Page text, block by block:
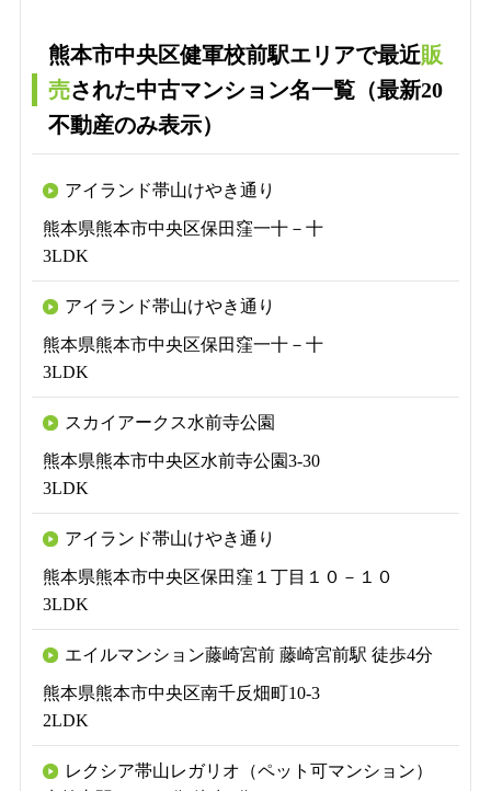
熊本市中央区健軍校前駅エリアで最近販
売された中古マンション名一覧（最新20
不動産のみ表示）
アイランド帯山けやき通り
熊本県熊本市中央区保田窪一十－十
3LDK
アイランド帯山けやき通り
熊本県熊本市中央区保田窪一十－十
3LDK
スカイアークス水前寺公園
熊本県熊本市中央区水前寺公園3-30
3LDK
アイランド帯山けやき通り
熊本県熊本市中央区保田窪１丁目１０－１０
3LDK
エイルマンション藤崎宮前 藤崎宮前駅 徒歩4分
熊本県熊本市中央区南千反畑町10-3
2LDK
レクシア帯山レガリオ（ペット可マンション）